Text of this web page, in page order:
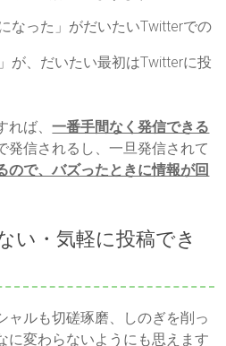
なった」がだいたいTwitterでの
が、だいたい最初はTwitterに投
れば、一番手間なく発信できる
発信されるし、一旦発信されて
ので、バズったときに情報が回
い・気軽に投稿でき
ャルも切磋琢磨、しのぎを削っ
に変わらないようにも思えます